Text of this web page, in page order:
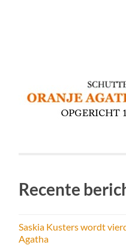
Recente
Saskia Kusters wordt
Agatha